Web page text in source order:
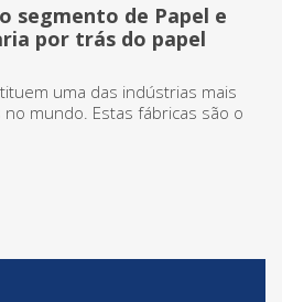
segmento de Papel e
por trás do papel
uma das indústrias mais
mundo. Estas fábricas são o